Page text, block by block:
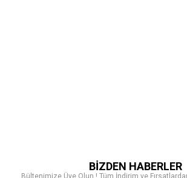
BİZDEN HABERLER
Bültenimize Üye Olun ! Tüm İndirim ve